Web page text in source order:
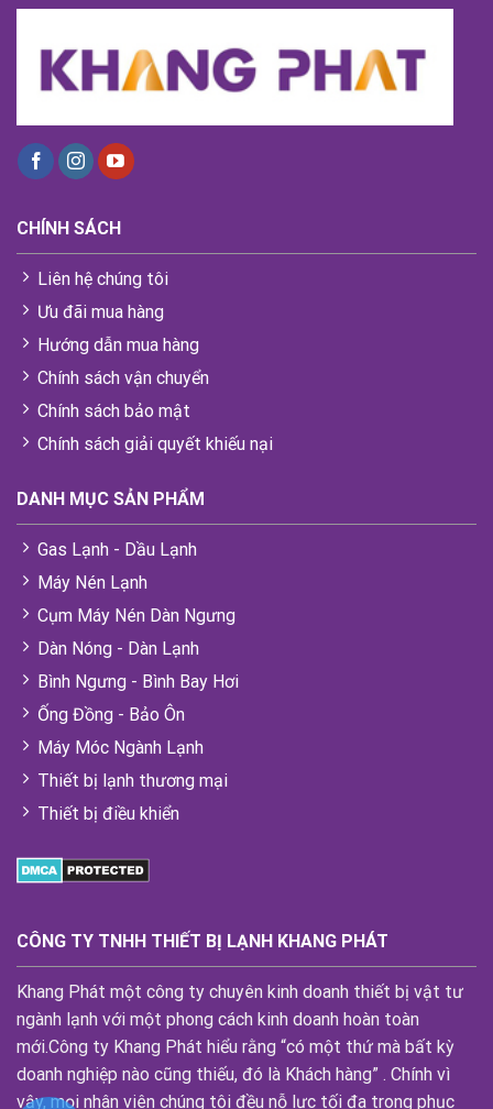
CHÍNH SÁCH
Liên hệ chúng tôi
Ưu đãi mua hàng
Hướng dẫn mua hàng
Chính sách vận chuyển
Chính sách bảo mật
Chính sách giải quyết khiếu nại
DANH MỤC SẢN PHẨM
Gas Lạnh - Dầu Lạnh
Máy Nén Lạnh
Cụm Máy Nén Dàn Ngưng
Dàn Nóng - Dàn Lạnh
Bình Ngưng - Bình Bay Hơi
Ống Đồng - Bảo Ôn
Máy Móc Ngành Lạnh
Thiết bị lạnh thương mại
Thiết bị điều khiển
CÔNG TY TNHH THIẾT BỊ LẠNH KHANG PHÁT
Khang Phát một công ty chuyên kinh doanh thiết bị vật tư
ngành lạnh với một phong cách kinh doanh hoàn toàn
mới.Công ty Khang Phát hiểu rằng “có một thứ mà bất kỳ
doanh nghiệp nào cũng thiếu, đó là Khách hàng” . Chính vì
vậy, mọi nhân viên chúng tôi đều nỗ lực tối đa trong phục